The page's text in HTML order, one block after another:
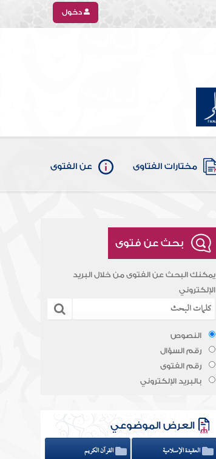
دخول
مختارات الفتاوى عن الفتوى
بحث عن فتوى
يمكنك البحث عن الفتوى من خلال البريد
الإلكتروني
النصوص
رقم السؤال
رقم الفتوى
بالبريد الإلكتروني
العرض الموضوعي
العقيدة الإسلامية القرآن الكريم